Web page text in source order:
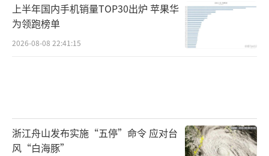
上半年国内手机销量TOP30出炉 苹果华
为领跑榜单
2026-08-08 22:41:15
浙江舟山发布实施“五停”命令 应对台
风“白海豚”